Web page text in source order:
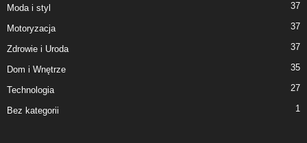
Moda i styl 37
Motoryzacja 37
Zdrowie i Uroda 37
Dom i Wnętrze 35
Technologia 27
Bez kategorii 1